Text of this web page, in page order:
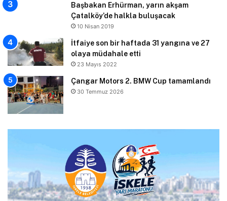
Başbakan Erhürman, yarın akşam
Çatalköy’de halkla buluşacak
10 Nisan 2019
İtfaiye son bir haftada 31 yangına ve 27
olaya müdahale etti
23 Mayıs 2022
Çangar Motors 2. BMW Cup tamamlandı
30 Temmuz 2026